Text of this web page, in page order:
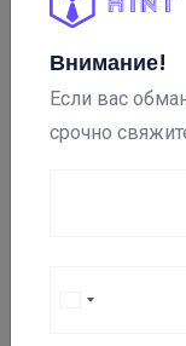
ключевой
сведений не
ответ на
Внимание!
Если вас
срочно